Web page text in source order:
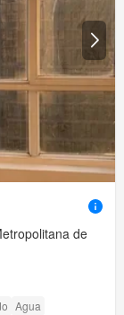
de
Agua